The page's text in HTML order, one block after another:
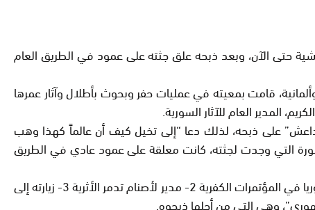
حتى الآن، وبعد ذبحه علق جثته على عمود في الطريق العام
قامت بمعيته في عمليات حفر وبحوث بأطلال وآثار عمرها
ومتاحفها، هي من أبلغته بإقدام “داعش” على ذبحه، لذلك دعا “إلى تخيل كيف أن عالماً كهذا وهب
التي وجدت لجثته، كانت معلقة على عمود عادي في الطريق
كتبوا في أعلى اليافطة “المرتد خالد محمد الأسعد.. موال للنظام النصيري” وتحتها دونوا في حقه 5 اتهامات: بصفته 1- ممثل عن سوريا في المؤتمرات الكفرية 2- مدير لأصنام تدمر الأثرية 3- زيارته إلى